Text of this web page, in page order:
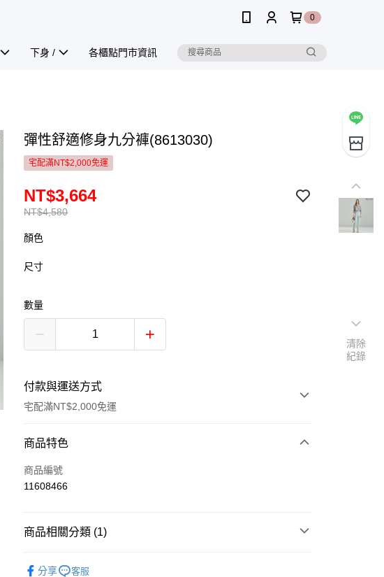
0
下身 / 各櫃點門市資訊
彈性舒適修身九分褲(8613030)
宅配滿NT$2,000免運
NT$4,580
NT$3,664
顏色
尺寸
數量
付款與運送方式
宅配滿NT$2,000免運
付款方式
信用卡一次付款
宅配
商品特色
商品編號
11608466
商品相關分類 (1)
分享
客服
清除
紀錄